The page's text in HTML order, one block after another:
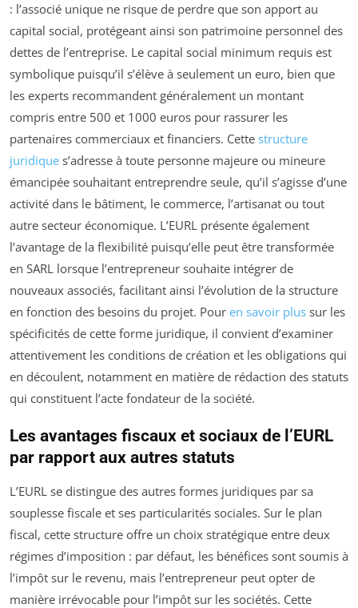
: l’associé unique ne risque de perdre que son apport au
capital social, protégeant ainsi son patrimoine personnel des
dettes de l’entreprise. Le capital social minimum requis est
symbolique puisqu’il s’élève à seulement un euro, bien que
les experts recommandent généralement un montant
compris entre 500 et 1000 euros pour rassurer les
partenaires commerciaux et financiers. Cette structure
juridique s’adresse à toute personne majeure ou mineure
émancipée souhaitant entreprendre seule, qu’il s’agisse d’une
activité dans le bâtiment, le commerce, l’artisanat ou tout
autre secteur économique. L’EURL présente également
l’avantage de la flexibilité puisqu’elle peut être transformée
en SARL lorsque l’entrepreneur souhaite intégrer de
nouveaux associés, facilitant ainsi l’évolution de la structure
en fonction des besoins du projet. Pour en savoir plus sur les
spécificités de cette forme juridique, il convient d’examiner
attentivement les conditions de création et les obligations qui
en découlent, notamment en matière de rédaction des statuts
qui constituent l’acte fondateur de la société.
Les avantages fiscaux et sociaux de l’EURL
par rapport aux autres statuts
L’EURL se distingue des autres formes juridiques par sa
souplesse fiscale et ses particularités sociales. Sur le plan
fiscal, cette structure offre un choix stratégique entre deux
régimes d’imposition : par défaut, les bénéfices sont soumis à
l’impôt sur le revenu, mais l’entrepreneur peut opter de
manière irrévocable pour l’impôt sur les sociétés. Cette